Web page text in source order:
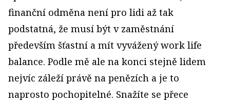
finanční odměna není pro lidi až tak
podstatná, že musí být v zaměstnání
především šťastní a mít vyvážený work life
balance. Podle mě ale na konci stejně lidem
nejvíc záleží právě na penězích a je to
naprosto pochopitelné. Snažíte se přece